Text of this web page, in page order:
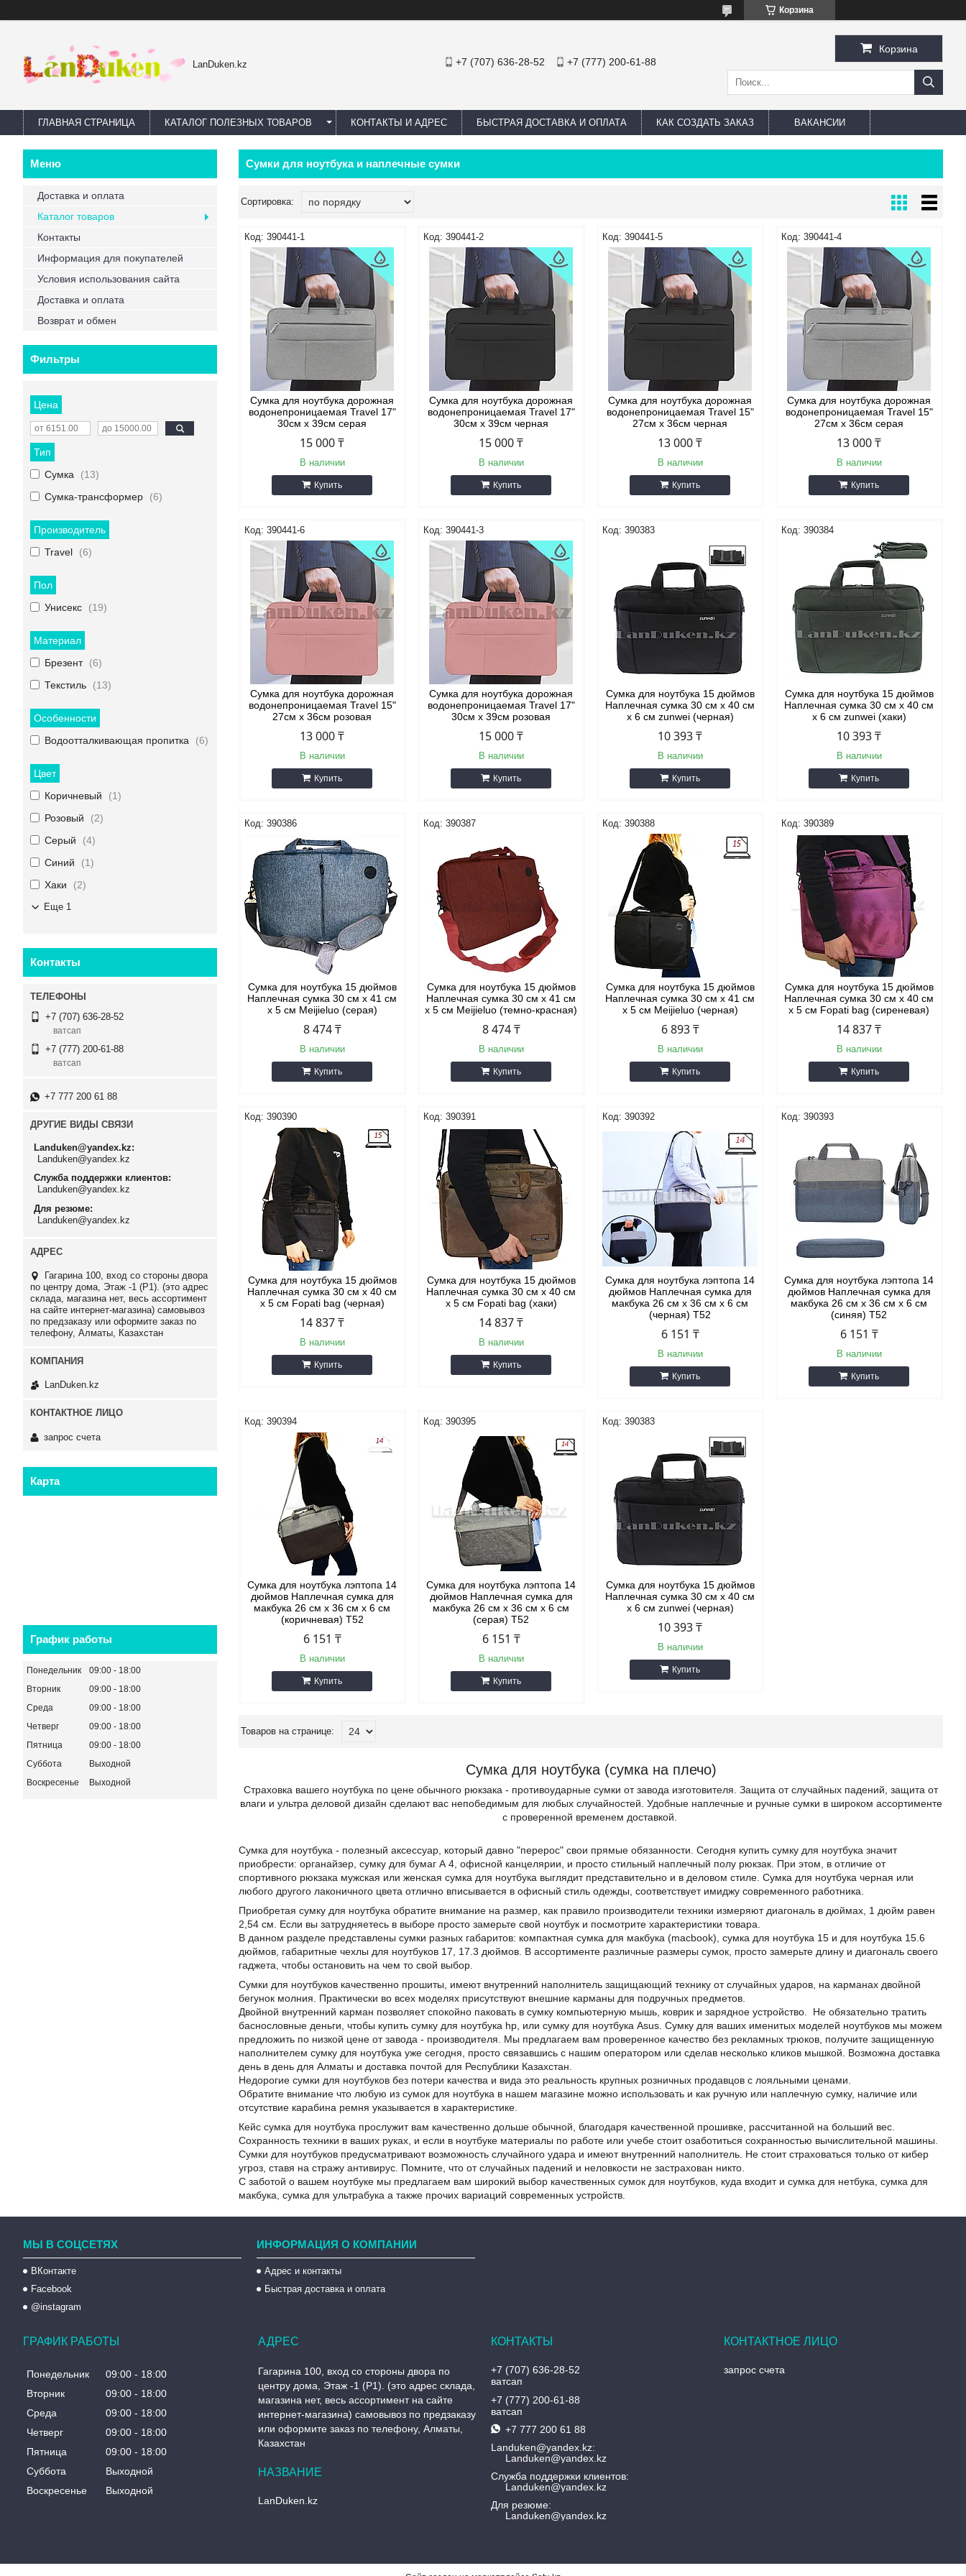
Корзина
LanDuken.kz +7 (707) 636-28-52 +7 (777) 200-61-88
Корзина
ГЛАВНАЯ СТРАНИЦА КАТАЛОГ ПОЛЕЗНЫХ ТОВАРОВ КОНТАКТЫ И АДРЕС БЫСТРАЯ ДОСТАВКА И ОПЛАТА КАК СОЗДАТЬ ЗАКАЗ ВАКАНСИИ
Сумки для ноутбука и наплечные сумки
390441-1
Сумка для ноутбука дорожная
водонепроницаемая Travel 17"
30см х 39см серая
15 000 ₸
В наличии
Купить
390441-2
Сумка для ноутбука дорожная
водонепроницаемая Travel 17"
30см х 39см черная
15 000 ₸
В наличии
Купить
390441-5
Сумка для ноутбука дорожная
водонепроницаемая Travel 15"
27см х 36см черная
13 000 ₸
В наличии
Купить
390441-4
Сумка для ноутбука дорожная
водонепроницаемая Travel 15"
27см х 36см серая
13 000 ₸
В наличии
Купить
390441-6
Сумка для ноутбука дорожная
водонепроницаемая Travel 15"
27см х 36см розовая
13 000 ₸
В наличии
Купить
390441-3
Сумка для ноутбука дорожная
водонепроницаемая Travel 17"
30см х 39см розовая
15 000 ₸
В наличии
Купить
390383
Сумка для ноутбука 15 дюймов
Наплечная сумка 30 см х 40 см
х 6 см zunwei (черная)
10 393 ₸
В наличии
Купить
390384
Сумка для ноутбука 15 дюймов
Наплечная сумка 30 см х 40 см
х 6 см zunwei (хаки)
10 393 ₸
В наличии
Купить
390386
Сумка для ноутбука 15 дюймов
Наплечная сумка 30 см х 41 см
х 5 см Meijieluo (серая)
8 474 ₸
В наличии
Купить
390387
Сумка для ноутбука 15 дюймов
Наплечная сумка 30 см х 41 см
х 5 см Meijieluo (темно-красная)
8 474 ₸
В наличии
Купить
390388
Сумка для ноутбука 15 дюймов
Наплечная сумка 30 см х 41 см
х 5 см Meijieluo (черная)
6 893 ₸
В наличии
Купить
390389
Сумка для ноутбука 15 дюймов
Наплечная сумка 30 см х 40 см
х 5 см Fopati bag (сиреневая)
14 837 ₸
В наличии
Купить
390390
Сумка для ноутбука 15 дюймов
Наплечная сумка 30 см х 40 см
х 5 см Fopati bag (черная)
14 837 ₸
В наличии
Купить
390391
Сумка для ноутбука 15 дюймов
Наплечная сумка 30 см х 40 см
х 5 см Fopati bag (хаки)
14 837 ₸
В наличии
Купить
390392
Сумка для ноутбука лэптопа 14
дюймов Наплечная сумка для
макбука 26 см х 36 см х 6 см
(черная) Т52
6 151 ₸
В наличии
Купить
390393
Сумка для ноутбука лэптопа 14
дюймов Наплечная сумка для
макбука 26 см х 36 см х 6 см
(синяя) Т52
6 151 ₸
В наличии
Купить
390394
Сумка для ноутбука лэптопа 14
дюймов Наплечная сумка для
макбука 26 см х 36 см х 6 см
(коричневая) Т52
6 151 ₸
В наличии
Купить
390395
Сумка для ноутбука лэптопа 14
дюймов Наплечная сумка для
макбука 26 см х 36 см х 6 см
(серая) Т52
6 151 ₸
В наличии
Купить
390383
Сумка для ноутбука 15 дюймов
Наплечная сумка 30 см х 40 см
х 6 см zunwei (черная)
10 393 ₸
В наличии
Купить
Сумка для ноутбука (сумка на плечо)
Страховка вашего ноутбука по цене обычного рюкзака - противоударные сумки от завода изготовителя. Защита от случайных падений, защита от
влаги и ультра деловой дизайн сделают вас непобедимым для любых случайностей. Удобные наплечные и ручные сумки в широком ассортименте
с проверенной временем доставкой.
Сумка для ноутбука - полезный аксессуар, который давно "перерос" свои прямые обязанности. Сегодня купить сумку для ноутбука значит
приобрести: органайзер, сумку для бумаг А 4, офисной канцелярии, и просто стильный наплечный полу рюкзак. При этом, в отличие от
спортивного рюкзака мужская или женская сумка для ноутбука выглядит представительно и в деловом стиле. Сумка для ноутбука черная или
любого другого лаконичного цвета отлично вписывается в офисный стиль одежды, соответствует имиджу современного работника.
Приобретая сумку для ноутбука обратите внимание на размер, как правило производители техники измеряют диагональ в дюймах, 1 дюйм равен
2,54 см. Если вы затрудняетесь в выборе просто замерьте свой ноутбук и посмотрите характеристики товара.
В данном разделе представлены сумки разных габаритов: компактная сумка для макбука (macbook), сумка для ноутбука 15 и для ноутбука 15.6
дюймов, габаритные чехлы для ноутбуков 17, 17.3 дюймов. В ассортименте различные размеры сумок, просто замерьте длину и диагональ своего
гаджета, чтобы остановить на чем то свой выбор.
Сумки для ноутбуков качественно прошиты, имеют внутренний наполнитель защищающий технику от случайных ударов, на карманах двойной
бегунок молния. Практически во всех моделях присутствуют внешние карманы для подручных предметов.
Двойной внутренний карман позволяет спокойно паковать в сумку компьютерную мышь, коврик и зарядное устройство. Не обязательно тратить
баснословные деньги, чтобы купить сумку для ноутбука hp, или сумку для ноутбука Asus. Сумку для ваших именитых моделей ноутбуков мы можем
предложить по низкой цене от завода - производителя. Мы предлагаем вам проверенное качество без рекламных трюков, получите защищенную
наполнителем сумку для ноутбука уже сегодня, просто связавшись с нашим оператором или сделав несколько кликов мышкой. Возможна доставка
день в день для Алматы и доставка почтой для Республики Казахстан.
Недорогие сумки для ноутбуков без потери качества и вида это реальность крупных розничных продавцов с лояльными ценами.
Обратите внимание что любую из сумок для ноутбука в нашем магазине можно использовать и как ручную или наплечную сумку, наличие или
отсутствие карабина ремня указывается в характеристике.
Кейс сумка для ноутбука прослужит вам качественно дольше обычной, благодаря качественной прошивке, рассчитанной на больший вес.
Сохранность техники в ваших руках, и если в ноутбуке материалы по работе или учебе стоит озаботиться сохранностью вычислительной машины.
Сумки для ноутбуков предусматривают возможность случайного удара и имеют внутренний наполнитель. Не стоит страховаться только от кибер
угроз, ставя на стражу антивирус. Помните, что от случайных падений и неловкости не застрахован никто.
С заботой о вашем ноутбуке мы предлагаем вам широкий выбор качественных сумок для ноутбуков, куда входит и сумка для нетбука, сумка для
макбука, сумка для ультрабука а также прочих вариаций современных устройств.
Доставка и оплата
Каталог товаров
Контакты
Информация для покупателей
Условия использования сайта
Доставка и оплата
Возврат и обмен
Фильтры
Цена
Тип
Сумка
13
Сумка-трансформер
6
Производитель
Travel
6
Пол
Унисекс
19
Материал
Брезент
6
Текстиль
13
Особенности
Водоотталкивающая пропитка
6
Цвет
Коричневый
1
Розовый
2
Серый
4
Синий
1
Хаки
2
Еще 1
Контакты
+7 (707) 636-28-52
ватсап
+7 (777) 200-61-88
ватсап
+7 777 200 61 88
ДРУГИЕ ВИДЫ СВЯЗИ
Landuken@yandex.kz
Landuken@yandex.kz
Служба поддержки клиентов
Landuken@yandex.kz
Для резюме
Landuken@yandex.kz
Гагарина 100, вход со стороны двора
по центру дома, Этаж -1 (P1). (это адрес
склада, магазина нет, весь ассортимент
на сайте интернет-магазина) самовывоз
по предзаказу или оформите заказ по
телефону, Алматы, Казахстан
LanDuken.kz
запрос счета
Карта
График работы
Понедельник 09:00
18:00
Вторник
09:00
18:00
Среда
09:00
18:00
Четверг
09:00
18:00
Пятница
09:00
18:00
Суббота
Выходной
Воскресенье
Выходной
МЫ В СОЦСЕТЯХ
ВКонтакте
Facebook
@instagram
ИНФОРМАЦИЯ О КОМПАНИИ
Адрес и контакты
Быстрая доставка и оплата
ГРАФИК РАБОТЫ
Понедельник 09:00
18:00
Вторник
09:00
18:00
Среда
09:00
18:00
Четверг
09:00
18:00
Пятница
09:00
18:00
Суббота
Выходной
Воскресенье
Выходной
Гагарина 100, вход со стороны двора по
центру дома, Этаж -1 (P1). (это адрес склада,
магазина нет, весь ассортимент на сайте
интернет-магазина) самовывоз по предзаказу
или оформите заказ по телефону, Алматы,
Казахстан
LanDuken.kz
+7 (707) 636-28-52
ватсап
+7 (777) 200-61-88
ватсап
+7 777 200 61 88
Landuken@yandex.kz
Landuken@yandex.kz
Служба поддержки клиентов
Landuken@yandex.kz
Для резюме
Landuken@yandex.kz
запрос счета